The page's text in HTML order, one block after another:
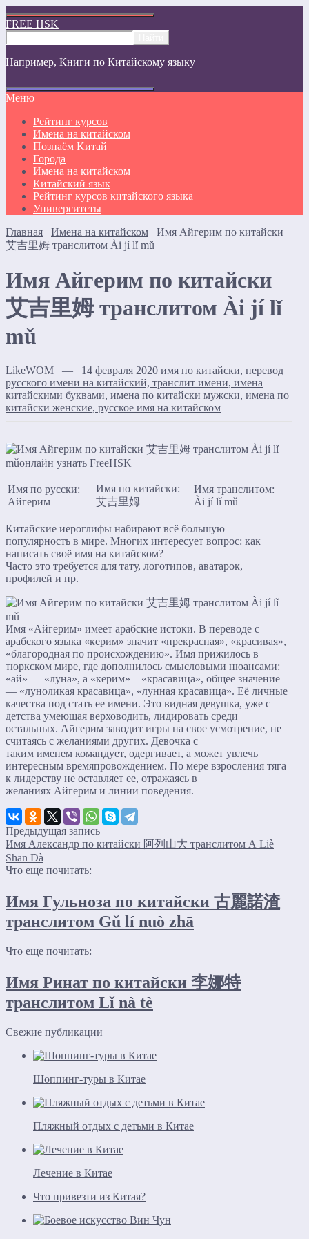
FREE HSK
Например, Книги по Китайскому языку
Меню
Рейтинг курсов
Имена на китайском
Познаём Kитай
Города
Имена на китайском
Китайский язык
Рейтинг курсов китайского языка
Университеты
Главная
Имена на китайском
Имя Айгерим по китайски
艾吉里姆 транслитом Ài jí lǐ mǔ
Имя Айгерим по китайски
艾吉里姆 транслитом Ài jí lǐ
mǔ
LikeWOM — 14 февраля 2020 имя по китайски, перевод
русского имени на китайский, транслит имени, имена
китайскими буквами, имена по китайски мужски, имена по
китайски женские, русское имя на китайском
Имя по русски:
Айгерим
Имя по китайски:
艾吉里姆
Имя транслитом:
Ài jí lǐ mǔ
Китайские иероглифы набирают всё большую
популярность в мире. Многих интересует вопрос: как
написать своё имя на китайском?
Часто это требуется для тату, логотипов, аватарок,
профилей и пр.
Имя «Айгерим» имеет арабские истоки. В переводе с
арабского языка «керим» значит «прекрасная», «красивая»,
«благородная по происхождению». Имя прижилось в
тюркском мире, где дополнилось смысловыми нюансами:
«ай» — «луна», а «керим» – «красавица», общее значение
— «луноликая красавица», «лунная красавица». Её личные
качества под стать ее имени. Это видная девушка, уже с
детства умеющая верховодить, лидировать среди
остальных. Айгерим заводит игры на свое усмотрение, не
считаясь с желаниями других. Девочка с
таким именем командует, одергивает, а может увлечь
интересным времяпровождением. По мере взросления тяга
к лидерству не оставляет ее, отражаясь в
желаниях Айгерим и линии поведения.
Предыдущая запись
Имя Александр по китайски 阿列山大 транслитом Ā Liè
Shān Dà
Что еще почитать:
Имя Гульноза по китайски 古麗諾渣
транслитом Gǔ lí nuò zhā
Что еще почитать:
Имя Ринат по китайски 李娜特
транслитом Lǐ nà tè
Свежие публикации
Шоппинг-туры в Китае
Пляжный отдых с детьми в Китае
Лечение в Китае
Что привезти из Китая?